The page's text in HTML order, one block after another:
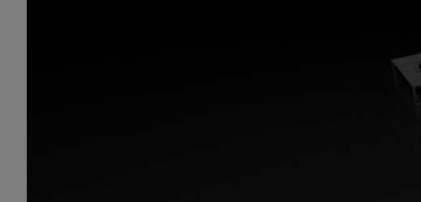
RTX A400 GPU 为 RTX 400 系列 GPU 带来了加速
Tensor Core，超越了传统的 CPU 解决方案，使专
借助该 GPU 的实时光线追踪功能，创作者可以创造